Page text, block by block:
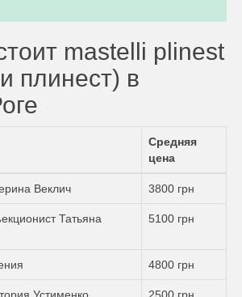
mastelli plinest
плинест) в
Средняя
цена
Веклич 3800 грн
Татьяна
5100 грн
4800 грн
Устименко 2500 грн